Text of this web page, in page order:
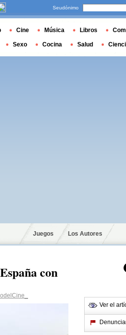
Juegos Los Autores
con
Ver el
Seudónimo
Cine Música Libros
Sexo Cocina Salud